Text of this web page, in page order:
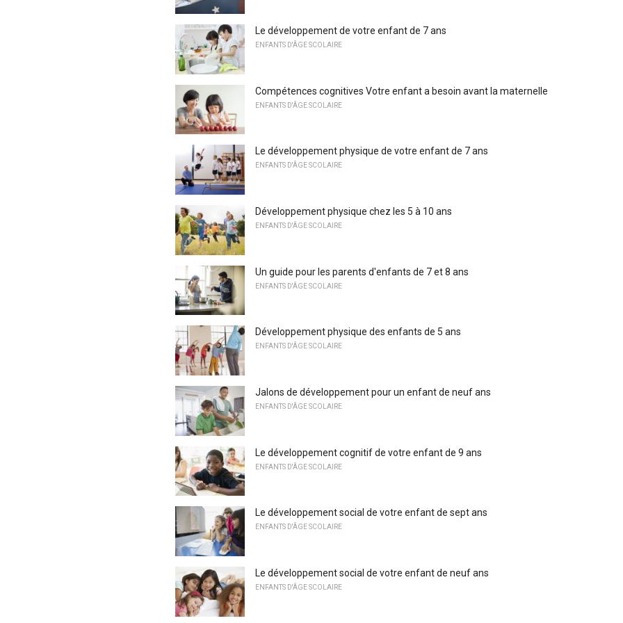
Le développement de votre enfant de 7 ans
ENFANTS D'ÂGE SCOLAIRE
Compétences cognitives Votre enfant a besoin avant la maternelle
ENFANTS D'ÂGE SCOLAIRE
Le développement physique de votre enfant de 7 ans
ENFANTS D'ÂGE SCOLAIRE
Développement physique chez les 5 à 10 ans
ENFANTS D'ÂGE SCOLAIRE
Un guide pour les parents d'enfants de 7 et 8 ans
ENFANTS D'ÂGE SCOLAIRE
Développement physique des enfants de 5 ans
ENFANTS D'ÂGE SCOLAIRE
Jalons de développement pour un enfant de neuf ans
ENFANTS D'ÂGE SCOLAIRE
Le développement cognitif de votre enfant de 9 ans
ENFANTS D'ÂGE SCOLAIRE
Le développement social de votre enfant de sept ans
ENFANTS D'ÂGE SCOLAIRE
Le développement social de votre enfant de neuf ans
ENFANTS D'ÂGE SCOLAIRE